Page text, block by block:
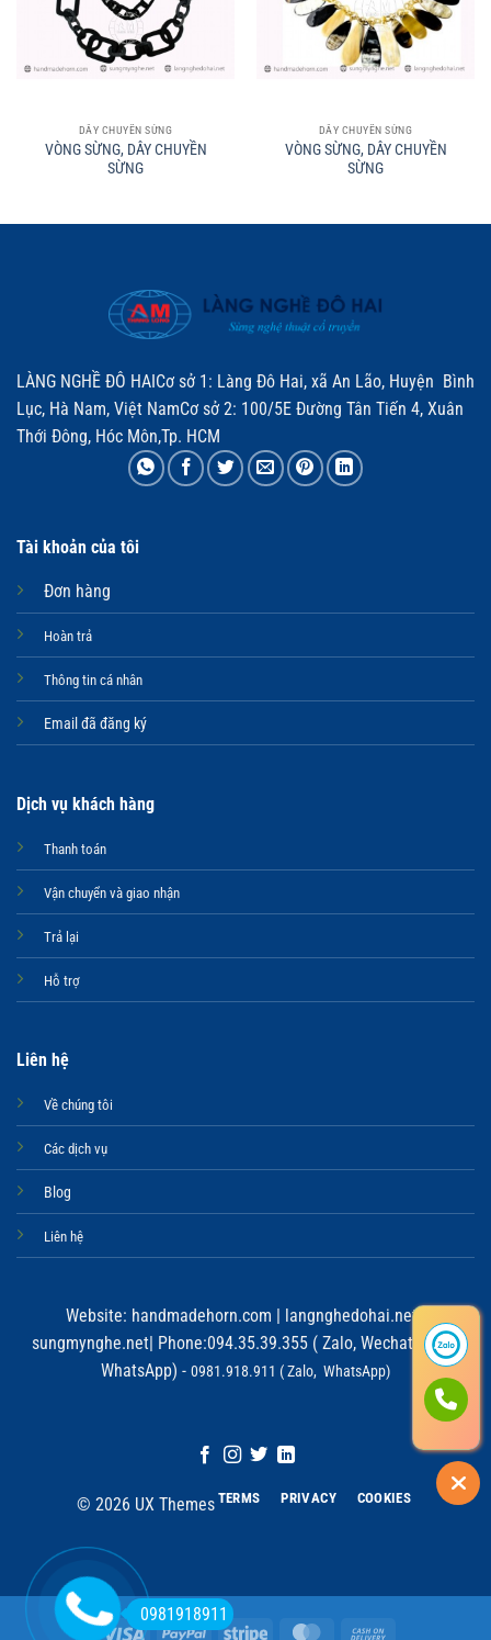
DÂY CHUYỀN SỪNG
VÒNG SỪNG, DÂY CHUYỀN
SỪNG
DÂY CHUYỀN SỪNG
VÒNG SỪNG, DÂY CHUYỀN
SỪNG
LÀNG NGHỀ ĐÔ HAICơ sở 1: Làng Đô Hai, xã An Lão, Huyện Bình
Lục, Hà Nam, Việt NamCơ sở 2: 100/5E Đường Tân Tiến 4, Xuân
Thới Đông, Hóc Môn,Tp. HCM
Tài khoản của tôi
Đơn hàng
Hoàn trả
Thông tin cá nhân
Email đã đăng ký
Dịch vụ khách hàng
Thanh toán
Vận chuyển và giao nhận
Trả lại
Hỗ trợ
Liên hệ
Về chúng tôi
Các dịch vụ
Blog
Liên hệ
Website: handmadehorn.com langnghedohai.net
sungmynghe.net| Phone:094.35.39.355 ( Zalo, Wechat, Viber,
WhatsApp) - 0981.918.911 ( Zalo, WhatsApp)
© 2026 UX Themes TERMS PRIVACY COOKIES
Visa PayPal Stripe MasterCard
0981918911